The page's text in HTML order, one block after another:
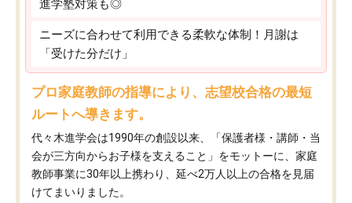
進学塾対策も◎
ニーズに合わせて利用できる柔軟な体制！月謝は
「受けた分だけ」
プロ家庭教師の指導により、志望校合格の最短
ルートへ導きます。
代々木進学会は1990年の創設以来、「保護者様・講師・当
会が三方向からお子様を支えること」をモットーに、家庭
教師事業に30年以上携わり、延べ2万人以上の合格を見届
けてまいりました。